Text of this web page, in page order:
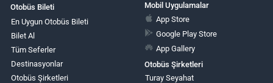
Otobüs Bileti
En Uygun Otobüs Bileti
Bilet Al
Tüm Seferler
Destinasyonlar
Otobüs Şirketleri
Mobil Uygulamalar
App Store
Google Play Store
App Gallery
Otobüs Şirketleri
Turay Seyahat